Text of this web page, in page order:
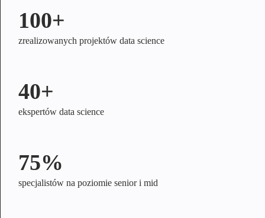
100+
zrealizowanych projektów data science
40+
ekspertów data science
75%
specjalistów na poziomie senior i mid